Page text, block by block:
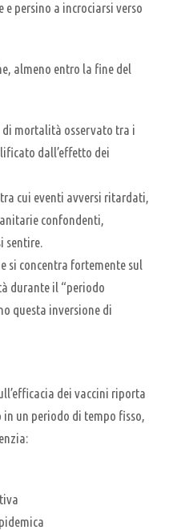
persino a incrociarsi verso
almeno entro la fine del
mortalità osservato tra i
dall’effetto dei
cui eventi avversi ritardati,
confondenti,
sentire.
si concentra fortemente sul
durante il “periodo
questa inversione di
dei vaccini riporta
un periodo di tempo fisso,